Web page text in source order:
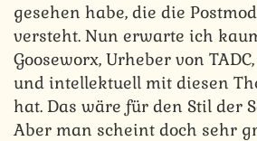
gesehen habe, die die
versteht. Nun erwarte ich
Gooseworx, Urheber von
und intellektuell mit diesen
hat. Das wäre für den Stil der
Aber man scheint doch sehr